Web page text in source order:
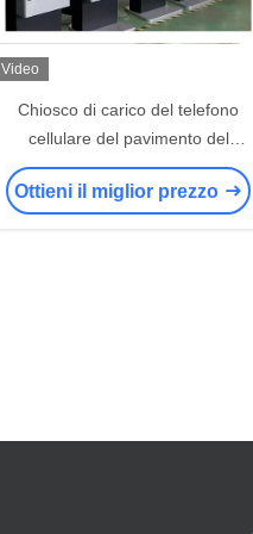
Video
Chiosco di carico del telefono
cellulare del pavimento del
telefono diritto delle stazioni di
carico con telecomando
Ottieni il miglior prezzo